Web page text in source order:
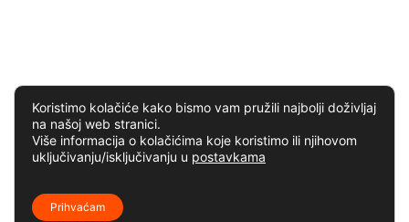
Koristimo kolačiće kako bismo vam pružili najbolji doživljaj
na našoj web stranici.
Više informacija o kolačićima koje koristimo ili njihovom
uključivanju/isključivanju u postavkama
Prihvaćam